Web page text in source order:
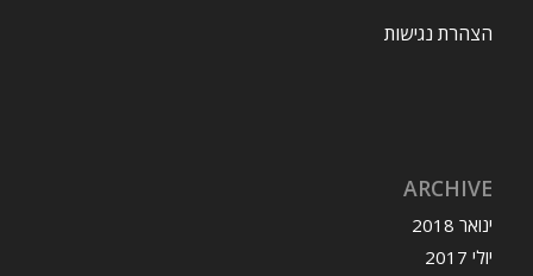
הצהרת נגישות
ARCHIVE
ינואר 2018
יולי 2017